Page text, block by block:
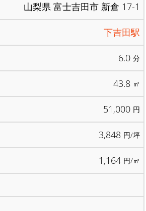
山梨県 富士吉田市 新倉 17-1
下吉田駅
6.0 分
43.8 ㎡
51,000 円
3,848 円/坪
1,164 円/㎡